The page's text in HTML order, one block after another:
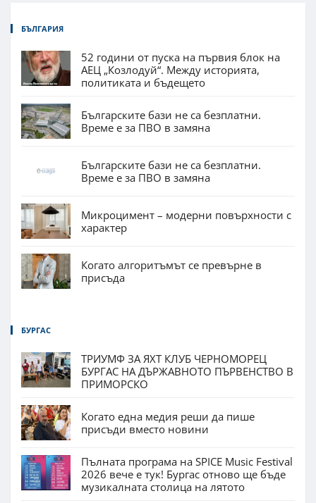
БЪЛГАРИЯ
52 години от пуска на първия блок на
АЕЦ „Козлодуй“. Между историята,
политиката и бъдещето
Българските бази не са безплатни.
Време е за ПВО в замяна
Българските бази не са безплатни.
Време е за ПВО в замяна
Микроцимент – модерни повърхности с
характер
Когато алгоритъмът се превърне в
присъда
БУРГАС
ТРИУМФ ЗА ЯХТ КЛУБ ЧЕРНОМОРЕЦ
БУРГАС НА ДЪРЖАВНОТО ПЪРВЕНСТВО В
ПРИМОРСКО
Когато една медия реши да пише
присъди вместо новини
Пълната програма на SPICE Music Festival
2026 вече е тук! Бургас отново ще бъде
музикалната столица на лятото